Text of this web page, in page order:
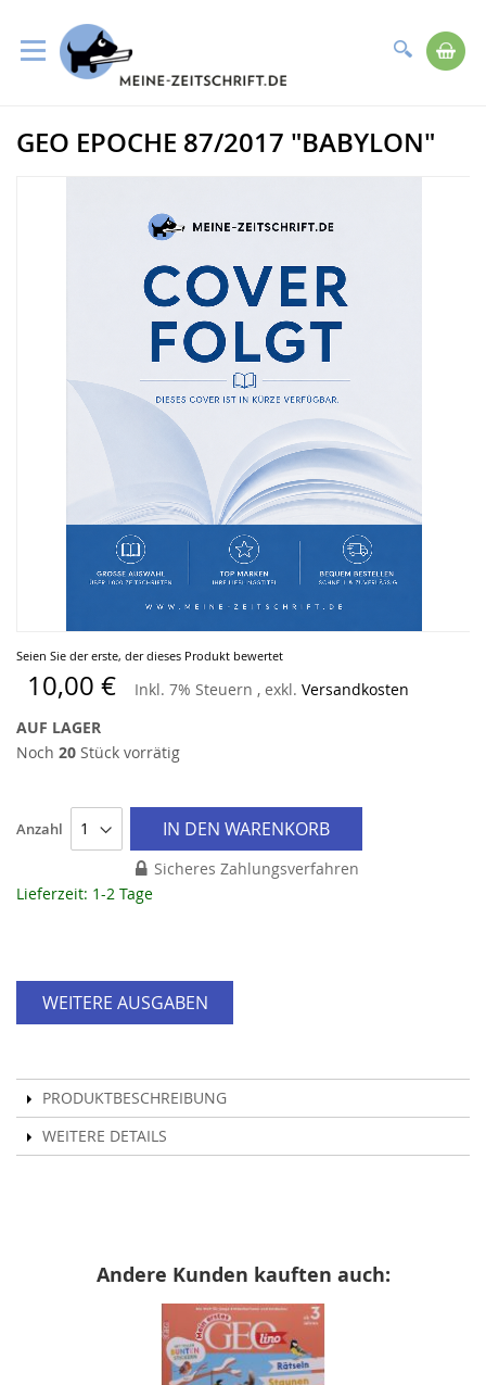
Suche
zum
Inhalt
Seien Sie der erste, der dieses Produkt bewertet
10,00 € Inkl. 7% Steuern , exkl. Versandkosten
AUF LAGER
Noch 20 Stück vorrätig
Anzahl IN DEN WARENKORB
Sicheres Zahlungsverfahren
Lieferzeit: 1-2 Tage
WEITERE AUSGABEN
PRODUKTBESCHREIBUNG
WEITERE DETAILS
Zum
GEO EPOCHE 87/2017 "BABYLON"
Zum
Anfang
der
Bildergalerie
springen
Andere Kunden kauften auch: